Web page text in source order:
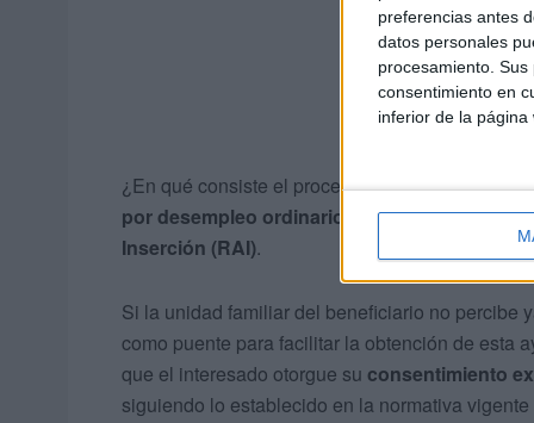
preferencias antes
datos personales
procesamiento.
consentimiento en
inferior de la página
¿En qué consiste el proceso de transición?
por desempleo ordinario
subsidio
Inserción (RAI).
Si la unidad familiar del beneficiario no percibe
como puente para facilitar la obtención de esta
que el interesado otorgue su consentimiento
siguiendo lo establecido en la normativa